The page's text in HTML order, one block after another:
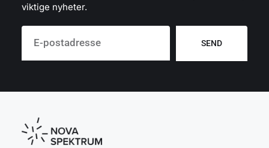
viktige nyheter.
SEND